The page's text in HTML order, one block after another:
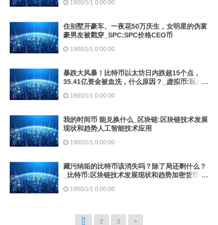
1900/1/1 0:00:00
住别墅开豪车、一夜花50万庆生，女明星的伪富
豪男友被戳穿_SPC:SPC价格CEO币
1900/1/1 0:00:00
暴跌大风暴！比特币以太坊日内跌超15个点，
35.41亿资金被血洗，什么原因？_虚拟币:玩虚
1900/1/1 0:00:00
我的时间币 能兑换什么_区块链:区块链技术发展
现状和趋势人工智能技术应用
1900/1/1 0:00:00
藏污纳垢的比特币该消失吗？除了局还剩什么？
_比特币:区块链技术发展现状和趋势加密货币是
1900/1/1 0:00:00
1 2 3 >